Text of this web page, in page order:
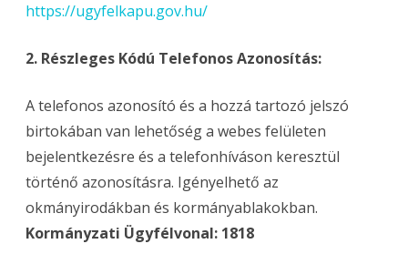
https://ugyfelkapu.gov.hu/
2. Részleges Kódú Telefonos Azonosítás:
A telefonos azonosító és a hozzá tartozó jelszó
birtokában van lehetőség a webes felületen
bejelentkezésre és a telefonhíváson keresztül
történő azonosításra. Igényelhető az
okmányirodákban és kormányablakokban.
Kormányzati Ügyfélvonal: 1818